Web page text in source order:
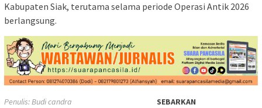
Kabupaten Siak, terutama selama periode Operasi Antik 2026
berlangsung.
Penulis: Budi candra
SEBARKAN